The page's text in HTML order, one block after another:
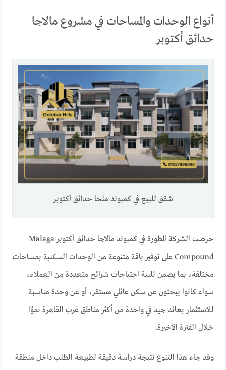
أنواع الوحدات والمساحات في مشروع مالاجا
حدائق أكتوبر
شقق للبيع في كمبوند ملجا حدائق أكتوبر
حرصت الشركة المطورة في كمبوند مالاجا حدائق أكتوبر Malaga
Compound على توفير باقة متنوعة من الوحدات السكنية بمساحات
مختلفة، بما يضمن تلبية احتياجات شرائح متعددة من العملاء،
سواء كانوا يبحثون عن سكن عائلي مستقر، أو عن وحدة مناسبة
للاستثمار بعائد جيد في واحدة من أكثر مناطق غرب القاهرة نموًا
خلال الفترة الأخيرة.
وقد جاء هذا التنوع نتيجة دراسة دقيقة لطبيعة الطلب داخل منطقة